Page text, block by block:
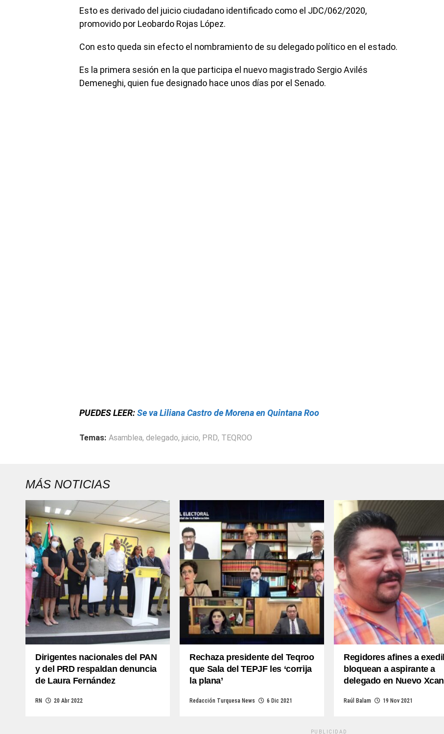
Esto es derivado del juicio ciudadano identificado como el JDC/062/2020,
promovido por Leobardo Rojas López.
Con esto queda sin efecto el nombramiento de su delegado político en el estado.
Es la primera sesión en la que participa el nuevo magistrado Sergio Avilés
Demeneghi, quien fue designado hace unos días por el Senado.
PUEDES LEER:Se va Liliana Castro de Morena en Quintana Roo
Temas: Asamblea, delegado, juicio, PRD, TEQROO
MÁS NOTICIAS
Dirigentes nacionales del PAN
y del PRD respaldan denuncia
de Laura Fernández
RN 20 Abr 2022
Rechaza presidente del Teqroo
que Sala del TEPJF les ‘corrija
la plana’
Redacción Turquesa News 6 Dic 2021
Regidores afines a exedil
bloquean a aspirante a
delegado en Nuevo Xcan
Raúl Balam 19 Nov 2021
PUBLICIDAD